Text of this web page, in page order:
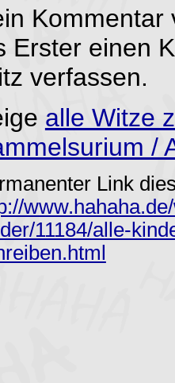
Kommentar
Erster einen
verfassen.
alle Witze
/
Link
11184/alle-